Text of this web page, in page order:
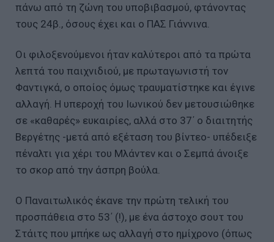
πάνω από τη ζώνη του υποβιβασμού, φτάνοντας
τους 24β., όσους έχει και ο ΠΑΣ Γιάννινα.
Οι φιλοξενούμενοι ήταν καλύτεροι από τα πρώτα
λεπτά του παιχνιδιού, με πρωταγωνιστή τον
Φαντιγκά, ο οποίος όμως τραυματίστηκε και έγινε
αλλαγή. Η υπεροχή του Ιωνικού δεν μετουσιώθηκε
σε «καθαρές» ευκαιρίες, αλλά στο 37΄ ο διαιτητής
Βεργέτης -μετά από εξέταση του βίντεο- υπέδειξε
πέναλτι για χέρι του Μλάντεν και ο Σεμπά άνοιξε
το σκορ από την άσπρη βούλα.
Ο Παναιτωλικός έκανε την πρώτη τελική του
προσπάθεια στο 53΄ (!), με ένα άστοχο σουτ του
Στάιτς που μπήκε ως αλλαγή στο ημίχρονο (όπως